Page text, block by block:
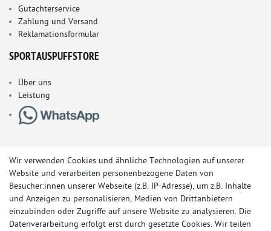
Gutachterservice
Zahlung und Versand
Reklamationsformular
SPORTAUSPUFFSTORE
Über uns
Leistung
Wir verwenden Cookies und ähnliche Technologien auf unserer
Website und verarbeiten personenbezogene Daten von
Besucher:innen unserer Webseite (z.B. IP-Adresse), um z.B. Inhalte
und Anzeigen zu personalisieren, Medien von Drittanbietern
einzubinden oder Zugriffe auf unsere Website zu analysieren. Die
Datenverarbeitung erfolgt erst durch gesetzte Cookies. Wir teilen